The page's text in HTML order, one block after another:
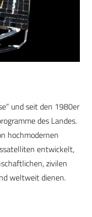
und seit den 1980er
des Landes.
hochmodernen
entwickelt,
zivilen
weltweit dienen.